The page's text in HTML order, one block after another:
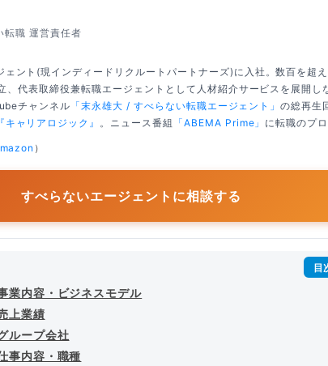
転職 運営責任者
ェント(現インディードリクルートパートナーズ)に入社。数百を超
、代表取締役兼転職エージェントとして人材紹介サービスを展開し
チャンネル 「末永雄大 / すべらない転職エージェント」の総再生
『キャリアロジック』 。ニュース番組 「ABEMA Prime」 に転職のプ
）
すべらないエージェントに相談する
業内容・ビジネスモデル
上業績
ループ会社
事内容・職種